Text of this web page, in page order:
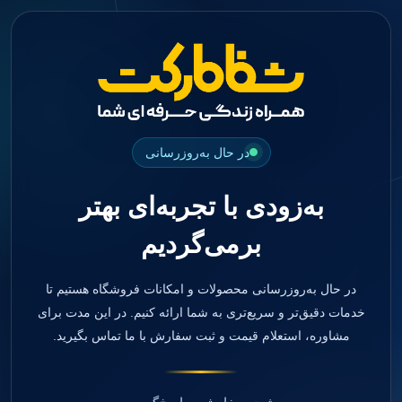
در حال به‌روزرسانی
به‌زودی با تجربه‌ای بهتر
برمی‌گردیم
در حال به‌روزرسانی محصولات و امکانات فروشگاه هستیم تا
خدمات دقیق‌تر و سریع‌تری به شما ارائه کنیم. در این مدت برای
مشاوره، استعلام قیمت و ثبت سفارش با ما تماس بگیرید.
جستجو
Impression Coping
صفحه اصلی
دندانپزشکی
مواد ترمیمی
کامپوزیت
کامپوزیت فلو
اسید اچ
باندینگ
بلیچینگ